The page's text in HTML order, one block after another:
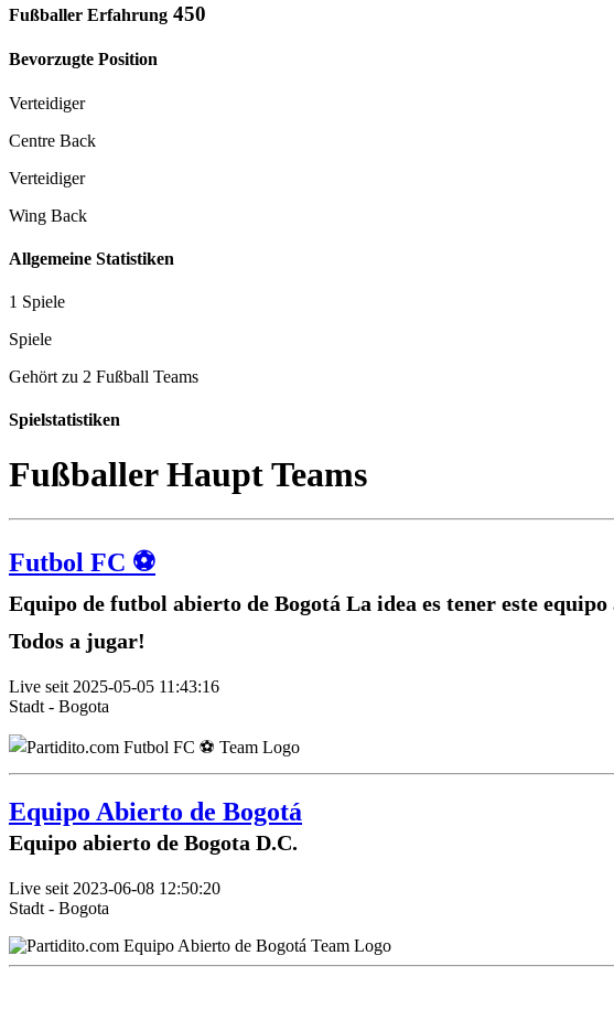
Fußballer Erfahrung 450
Bevorzugte Position
Verteidiger
Centre Back
Verteidiger
Wing Back
Allgemeine Statistiken
1 Spiele
Spiele
Gehört zu 2 Fußball Teams
Spielstatistiken
Fußballer Haupt Teams
Futbol FC ⚽️
Equipo de futbol abierto de Bogotá La idea es tener este
Todos a jugar!
Live seit 2025-05-05 11:43:16
Stadt - Bogota
Equipo Abierto de Bogotá
Equipo abierto de Bogota D.C.
Live seit 2023-06-08 12:50:20
Stadt - Bogota